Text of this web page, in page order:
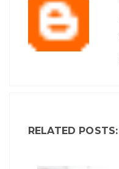
RELATED POSTS: